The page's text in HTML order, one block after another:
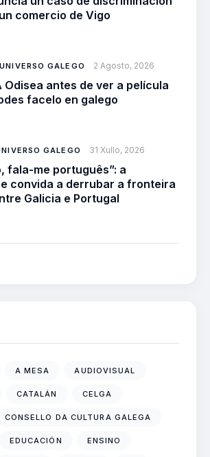
comercio de Vigo
UNIVERSO GALEGO 2 Agosto, 2026
Odisea antes de ver a película
facelo en galego
GALEGO 31 Xullo, 2026
fala-me português”: a
convida a derrubar a fronteira
Galicia e Portugal
A MESA AUDIOVISUAL
CATALÁN CELGA
CONSELLO DA CULTURA GALEGA
EDUCACIÓN ENSINO